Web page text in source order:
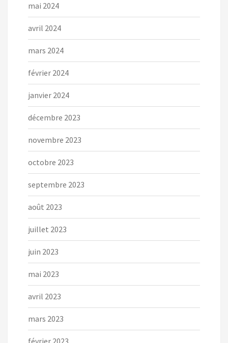
mai 2024
avril 2024
mars 2024
février 2024
janvier 2024
décembre 2023
novembre 2023
octobre 2023
septembre 2023
août 2023
juillet 2023
juin 2023
mai 2023
avril 2023
mars 2023